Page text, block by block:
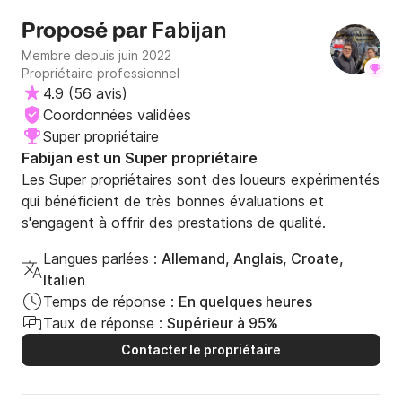
• Cockpit ergonomique – tout est à portée de main.
• Guindeau électrique – une simple pression sur un
bouton suffit pour lever ou descendre l'ancre sans
effort – fini les douleurs de dos et les efforts
manuels !
• Réfrigérateur – des boissons fraîches par temps
chaud, des aliments frais plutôt que des conserves –
pour un confort optimal sur l'eau.
• Équipement de sécurité et gilets de sauvetage
inclus – la sécurité est notre priorité absolue.
• Idéal pour les familles, les couples ou les groupes
d'amis.
Proposé par Fabijan
Membre depuis juin 2022
Propriétaire professionnel
4.9 (56 avis)
Coordonnées validées
Super propriétaire
Fabijan est un Super propriétaire
Les Super propriétaires sont des loueurs expérimentés
qui bénéficient de très bonnes évaluations et
s'engagent à offrir des prestations de qualité.
Langues parlées : Allemand, Anglais, Croate,
Italien
Temps de réponse : En quelques heures
Taux de réponse : Supérieur à 95%
Contacter le propriétaire